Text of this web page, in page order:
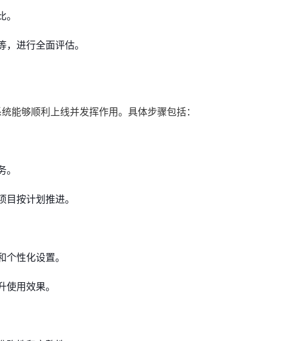
进行全面评估。
能够顺利上线并发挥作用。具体步骤包括：
按计划推进。
性化设置。
用效果。